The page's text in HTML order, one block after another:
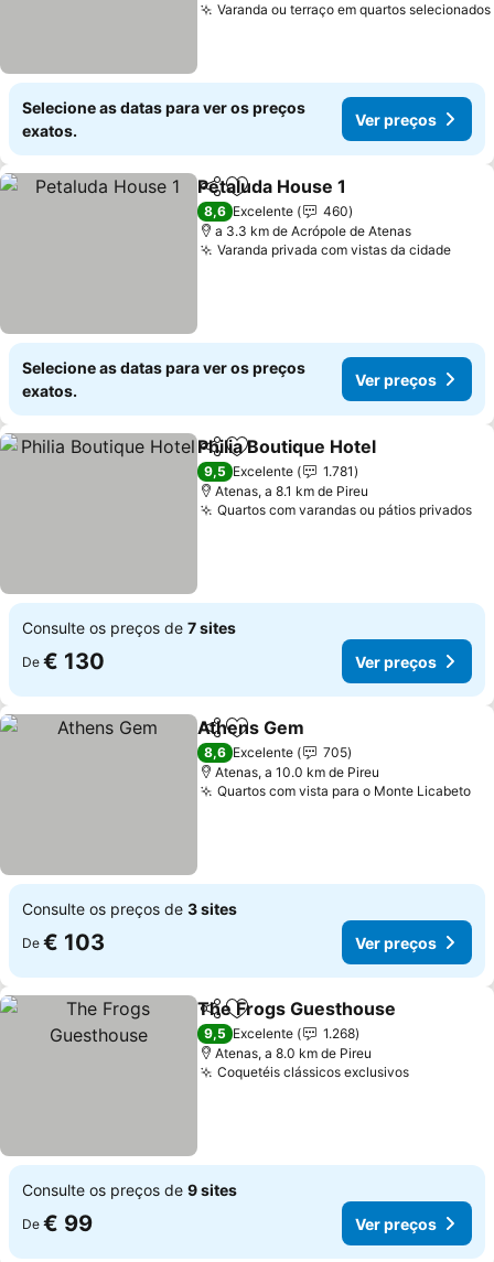
Varanda ou terraço em quartos selecionados
Selecione as datas para ver os preços
exatos.
Ver preços
PartilharAdicionar aos favoritos
Petaluda House 1
8,6 Excelente
460
a 3.3 km de Acrópole de Atenas
Varanda privada com vistas da cidadeVer
Selecione as datas para ver os preços
exatos.
Ver preços
PartilharAdicionar aos favoritos
Philia Boutique Hotel
9,5 Excelente
1.781
Atenas, a 8.1 km de Pireu
Quartos com varandas ou pátios privados
Consulte os preços de 7 sites
De € 130 Ver preços
PartilharAdicionar aos favoritos
Athens Gem
8,6 Excelente
705
Atenas, a 10.0 km de Pireu
Quartos com vista para o Monte Licabeto
Consulte os preços de 3 sites
De € 103 Ver preços
PartilharAdicionar aos favoritos
The Frogs Guesthouse
9,5 Excelente
1.268
Atenas, a 8.0 km de Pireu
Coquetéis clássicos exclusivosVer
Consulte os preços de 9 sites
De € 99 Ver preços